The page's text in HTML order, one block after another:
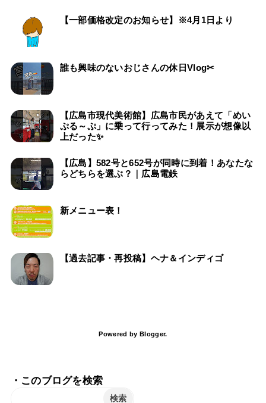
【一部価格改定のお知らせ】※4月1日より
誰も興味のないおじさんの休日Vlog✂
【広島市現代美術館】広島市民があえて「めい
ぷる～ぷ」に乗って行ってみた！展示が想像以
上だった✨
【広島】582号と652号が同時に到着！あなたな
らどちらを選ぶ？｜広島電鉄
新メニュー表！
【過去記事・再投稿】ヘナ＆インディゴ
Powered by Blogger.
・このブログを検索